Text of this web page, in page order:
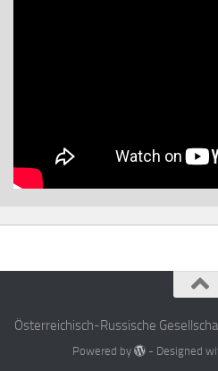
Österreichisch-Russische
Powered by - Designed